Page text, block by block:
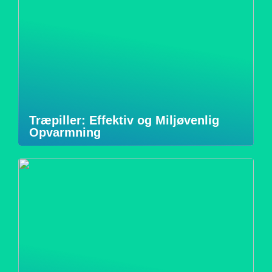
Træpiller: Effektiv og Miljøvenlig
Opvarmning